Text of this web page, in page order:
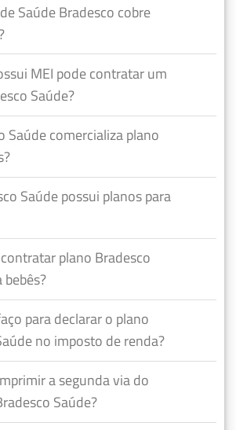
Saúde Bradesco cobre
MEI pode contratar um
Saúde?
Saúde comercializa plano
Saúde possui planos para
plano Bradesco
bebês?
para declarar o plano
no imposto de renda?
a segunda via do
Saúde?